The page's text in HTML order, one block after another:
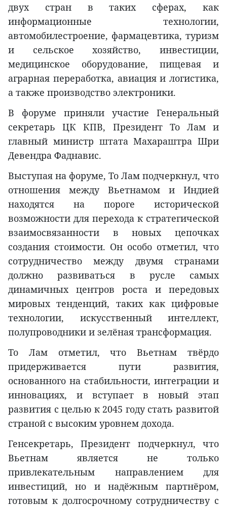
двух стран в таких сферах, как
информационные технологии,
автомобилестроение, фармацевтика, туризм
и сельское хозяйство, инвестиции,
медицинское оборудование, пищевая и
аграрная переработка, авиация и логистика,
а также производство электроники.
В форуме приняли участие Генеральный
секретарь ЦК КПВ, Президент То Лам и
главный министр штата Махараштра Шри
Девендра Фаднавис.
Выступая на форуме, То Лам подчеркнул, что
отношения между Вьетнамом и Индией
находятся на пороге исторической
возможности для перехода к стратегической
взаимосвязанности в новых цепочках
создания стоимости. Он особо отметил, что
сотрудничество между двумя странами
должно развиваться в русле самых
динамичных центров роста и передовых
мировых тенденций, таких как цифровые
технологии, искусственный интеллект,
полупроводники и зелёная трансформация.
То Лам отметил, что Вьетнам твёрдо
придерживается пути развития,
основанного на стабильности, интеграции и
инновациях, и вступает в новый этап
развития с целью к 2045 году стать развитой
страной с высоким уровнем дохода.
Генсекретарь, Президент подчеркнул, что
Вьетнам является не только
привлекательным направлением для
инвестиций, но и надёжным партнёром,
готовым к долгосрочному сотрудничеству с